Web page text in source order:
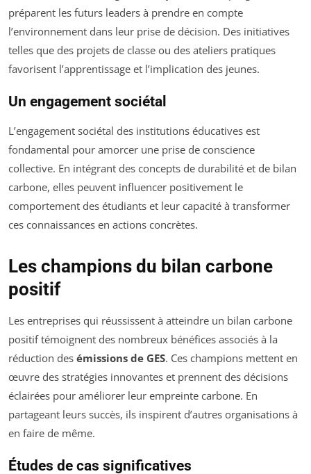
préparent les futurs leaders à prendre en compte
l’environnement dans leur prise de décision. Des initiatives
telles que des projets de classe ou des ateliers pratiques
favorisent l’apprentissage et l’implication des jeunes.
Un engagement sociétal
L’engagement sociétal des institutions éducatives est
fondamental pour amorcer une prise de conscience
collective. En intégrant des concepts de durabilité et de bilan
carbone, elles peuvent influencer positivement le
comportement des étudiants et leur capacité à transformer
ces connaissances en actions concrètes.
Les champions du bilan carbone
positif
Les entreprises qui réussissent à atteindre un bilan carbone
positif témoignent des nombreux bénéfices associés à la
réduction des émissions de GES. Ces champions mettent en
œuvre des stratégies innovantes et prennent des décisions
éclairées pour améliorer leur empreinte carbone. En
partageant leurs succès, ils inspirent d’autres organisations à
en faire de même.
Études de cas significatives